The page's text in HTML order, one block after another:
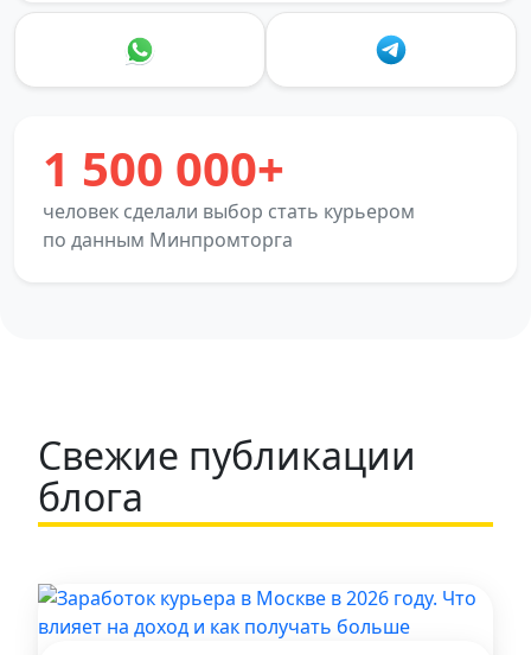
1 500 000+
человек сделали выбор стать курьером
по данным Минпромторга
Свежие публикации
блога